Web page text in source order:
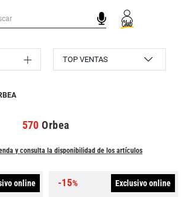
y consulta la disponibilidad de los artículos
570 Orbea
online -15% Exclusivo online